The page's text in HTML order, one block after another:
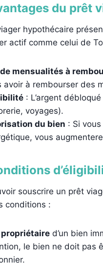
du prêt
hypothécaire
actif comme celui de
mensualités à
avoir à rembourser des
: L’argent
voyages).
du bien : Si
vous
souscrire un prêt
conditions :
propriétaire d’un bien
le bien ne doit pas